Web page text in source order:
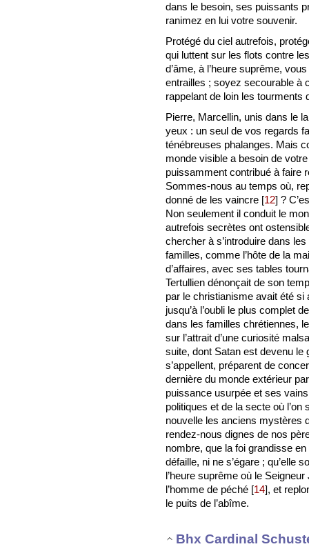
dans le besoin, ses puissants
ranimez en lui votre souvenir.
Protégé du ciel autrefois,
qui luttent sur les flots contre
d’âme, à l’heure suprême,
entrailles ; soyez secourable à
rappelant de loin les
Pierre, Marcellin, unis dans le
yeux : un seul de vos regards
ténébreuses phalanges. Mais
monde visible a besoin de
puissamment contribué à faire
Sommes-nous au temps où,
donné de les vaincre [12] ?
Non seulement il conduit le
autrefois secrètes ont
chercher à s’introduire dans
familles, comme l’hôte de la
d’affaires, avec ses tables
Tertullien dénonçait de son
par le christianisme avait été si
jusqu’à l’oubli le plus complet
dans les familles chrétiennes,
sur l’attrait d’une curiosité
suite, dont Satan est devenu le
s’appellent, préparent de
dernière du monde extérieur
puissance usurpée et ses
politiques et de la secte où
nouvelle les anciens mystères
rendez-nous dignes de nos
nombre, que la foi grandisse
défaille, ni ne s’égare ; qu’elle
l’heure suprême où le
l’homme de péché [14], et
le puits de l’abîme.
Bhx Cardinal